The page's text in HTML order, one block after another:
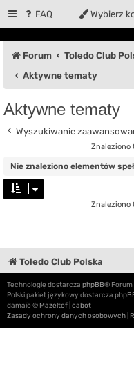
FAQ Wybierz
Forum Toledo Club
Aktywne tematy
Aktywne tematy
Wyszukiwanie
Znaleziono
Nie znaleziono elementów
Znaleziono
Toledo Club Polska
Technologię dostarcza phpBB® Forum
Polski pakiet językowy dostarcza
damaïo © Mazeltof cabot
Zasady ochrony danych osobowych